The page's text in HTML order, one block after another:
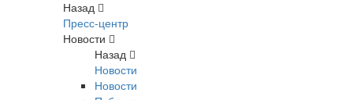
Назад
Пресс-центр
Новости
Назад
Новости
Новости